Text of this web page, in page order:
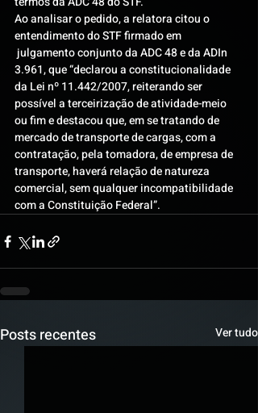
Ao analisar o pedido, a relatora citou o
entendimento do STF firmado em
julgamento conjunto da ADC 48 e da ADIn
3.961, que “declarou a constitucionalidade
da Lei nº 11.442/2007, reiterando ser
possível a terceirização de atividade-meio
ou fim e destacou que, em se tratando de
mercado de transporte de cargas, com a
contratação, pela tomadora, de empresa de
transporte, haverá relação de natureza
comercial, sem qualquer incompatibilidade
com a Constituição Federal”.
Posts recentes Ver tudo